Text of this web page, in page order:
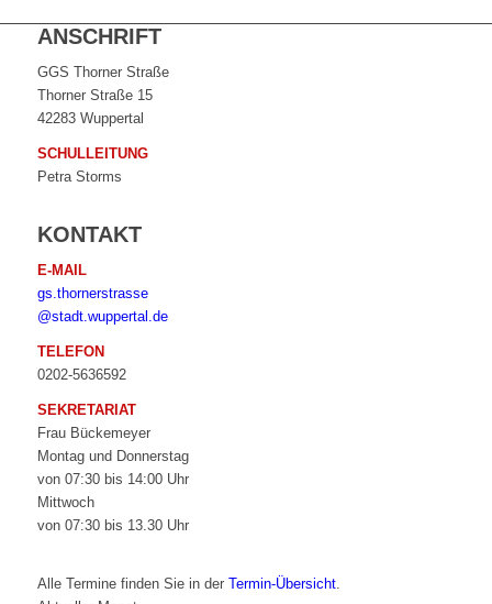
ANSCHRIFT
GGS Thorner Straße
Thorner Straße 15
42283 Wuppertal
SCHULLEITUNG
Petra Storms
KONTAKT
E-MAIL
gs.thornerstrasse
@stadt.wuppertal.de
TELEFON
0202-5636592
SEKRETARIAT
Frau Bückemeyer
Montag und Donnerstag
von 07:30 bis 14:00 Uhr
Mittwoch
von 07:30 bis 13.30 Uhr
Alle Termine finden Sie in der Termin-Übersicht.